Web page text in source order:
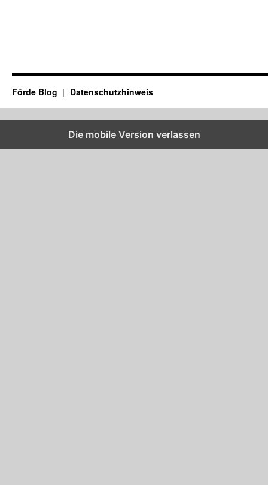
Förde Blog Datenschutzhinweis
Die mobile Version verlassen